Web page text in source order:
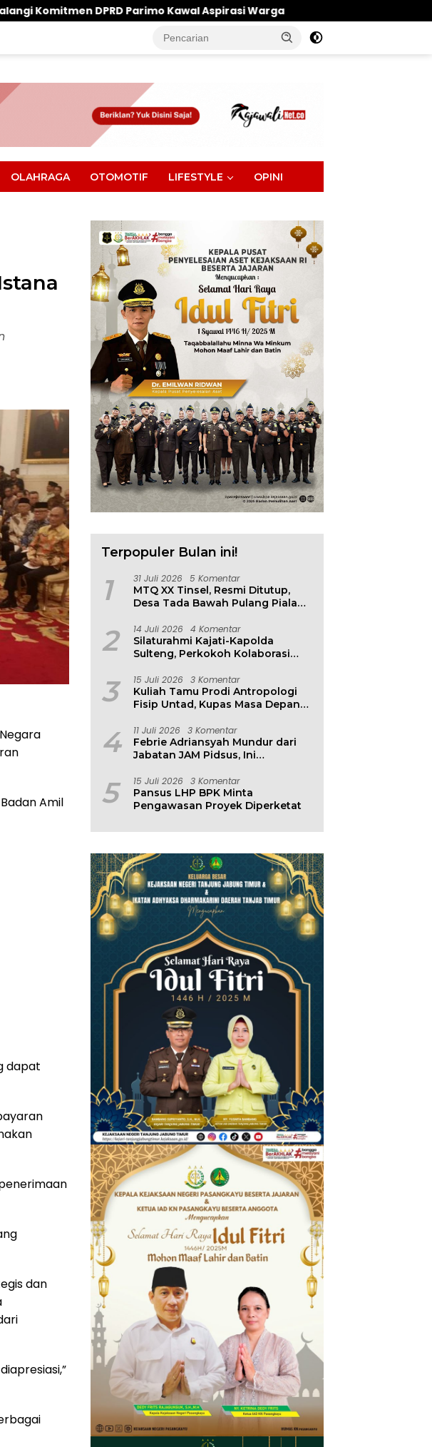
Kawal Aspirasi Warga Penghulu Jadi Garda Terdepan, Ini
OLAHRAGA OTOMOTIF LIFESTYLE OPINI
Amil
dapat
dan
Terpopuler Bulan ini!
1 31 Juli 2026 5 Komentar
MTQ XX Tinsel, Resmi Ditutup,
Desa Tada Bawah Pulang Piala
2 14 Juli 2026 4 Komentar
Silaturahmi Kajati-Kapolda
Sulteng, Perkokoh Kolaborasi
3 15 Juli 2026 3 Komentar
Kuliah Tamu Prodi Antropologi
Fisip Untad, Kupas Masa Depan
Lingkungan
4 11 Juli 2026 3 Komentar
Febrie Adriansyah Mundur dari
Jabatan JAM Pidsus, Ini
5 15 Juli 2026 3 Komentar
Pansus LHP BPK Minta
Pengawasan Proyek Diperketat